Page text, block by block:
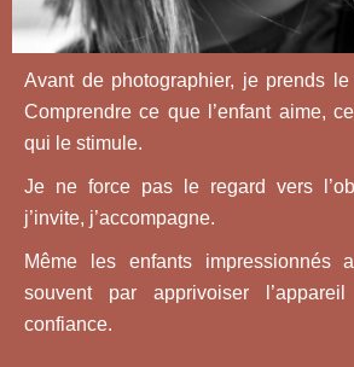
Avant de photographier, je prends le
Comprendre ce que l’enfant aime,
qui le stimule.
Je ne force pas le regard vers
j’invite, j’accompagne.
Même les enfants impressionnés
souvent par apprivoiser
confiance.